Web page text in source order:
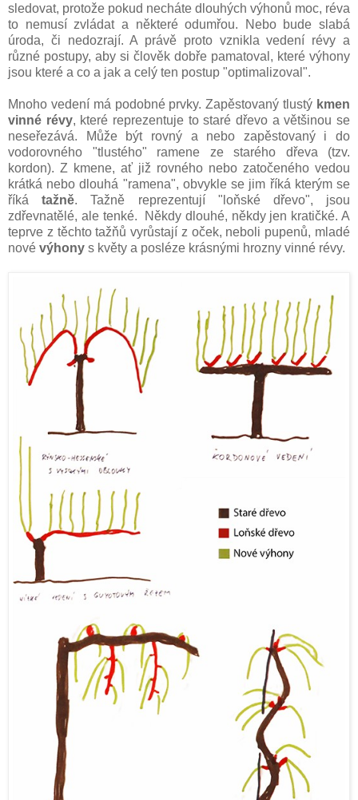
sledovat, protože pokud necháte dlouhých výhonů moc, réva
to nemusí zvládat a některé odumřou. Nebo bude slabá
úroda, či nedozrají. A právě proto vznikla vedení révy a
různé postupy, aby si člověk dobře pamatoval, které výhony
jsou které a co a jak a celý ten postup "optimalizoval".
Mnoho vedení má podobné prvky. Zapěstovaný tlustý kmen
vinné révy, které reprezentuje to staré dřevo a většinou se
neseřezává. Může být rovný a nebo zapěstovaný i do
vodorovného "tlustého" ramene ze starého dřeva (tzv.
kordon). Z kmene, ať již rovného nebo zatočeného vedou
krátká nebo dlouhá "ramena", obvykle se jim říká kterým se
říkátažně. Tažně reprezentují "loňské dřevo", jsou
zdřevnatělé, ale tenké. Někdy dlouhé, někdy jen kratičké. A
teprve z těchto tažňů vyrůstají z oček, neboli pupenů, mladé
nové výhony s květy a posléze krásnými hrozny vinné révy.